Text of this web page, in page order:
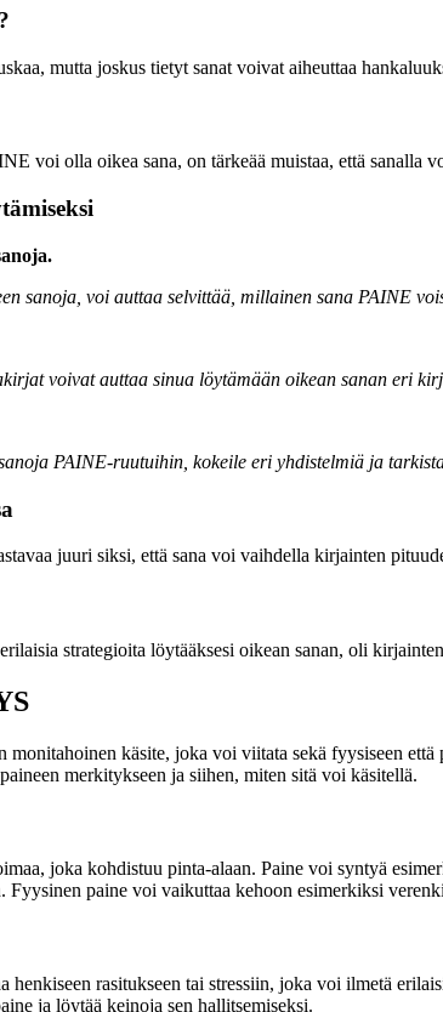
mutta joskus tietyt sanat voivat aiheuttaa
voi olla oikea sana, on tärkeää muistaa, että
sanoja, voi auttaa selvittää, millainen sana PAINE
voivat auttaa sinua löytämään oikean sanan eri
PAINE-ruutuihin, kokeile eri yhdistelmiä ja
juuri siksi, että sana voi vaihdella kirjainten
strategioita löytääksesi oikean sanan, oli
monitahoinen käsite, joka voi viitata sekä fyysiseen
merkitykseen ja siihen, miten sitä voi käsitellä.
joka kohdistuu pinta-alaan. Paine voi syntyä
Fyysinen paine voi vaikuttaa kehoon esimerkiksi
henkiseen rasitukseen tai stressiin, joka voi ilmetä
ja löytää keinoja sen hallitsemiseksi.